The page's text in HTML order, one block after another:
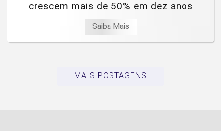
crescem mais de 50% em dez anos
Saiba Mais
MAIS POSTAGENS